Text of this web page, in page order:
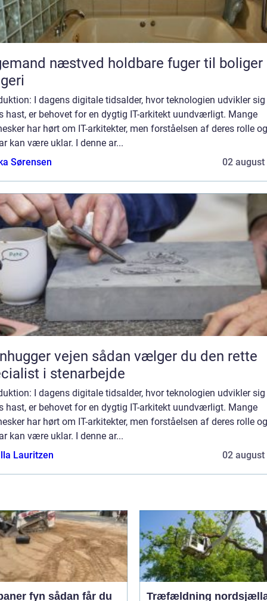
næstved holdbare fuger til boliger og
I dagens digitale tidsalder, hvor teknologien udvikler
hast, er behovet for en dygtig IT-arkitekt uundværligt. Mange
har hørt om IT-arkitekter, men forståelsen af deres rolle og
kan være uklar. I denne ar...
Sørensen
02 august
vejen sådan vælger du den rette
i stenarbejde
I dagens digitale tidsalder, hvor teknologien udvikler
hast, er behovet for en dygtig IT-arkitekt uundværligt. Mange
har hørt om IT-arkitekter, men forståelsen af deres rolle og
kan være uklar. I denne ar...
Lauritzen
02 august
fyn sådan får du Træfældning